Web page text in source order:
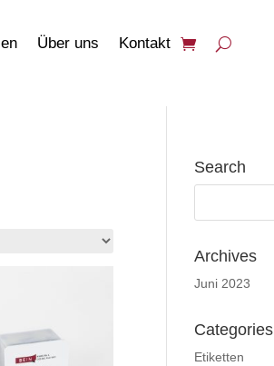
Über uns Kontakt
Search
Archives
Juni 2023
Categories
Etiketten